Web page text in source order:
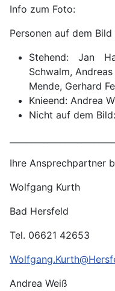
Info zum Foto:
Personen auf dem
Stehend: Jan
Schwalm,
Mende, Gerhard
Knieend: Andrea
Nicht auf dem
Ihre Ansprechpartner
Wolfgang Kurth
Bad Hersfeld
Tel. 06621 42653
Andrea Weiß